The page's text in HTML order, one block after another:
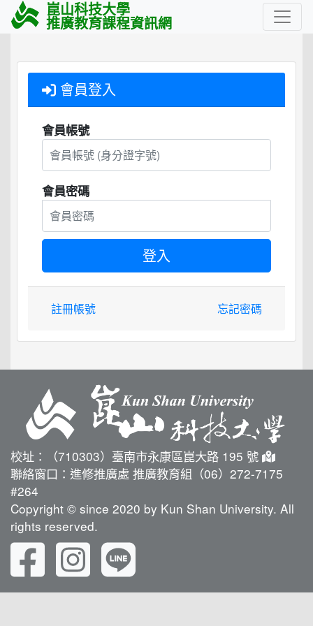
崑山科技大學
推廣教育課程資訊網
會員登入
會員帳號
會員密碼
註冊帳號 忘記密碼
校址：（710303）臺南市永康區崑大路 195 號
聯絡窗口：進修推廣處 推廣教育組（06）272-7175
#264
Copyright © since 2020 by Kun Shan University. All
rights reserved.